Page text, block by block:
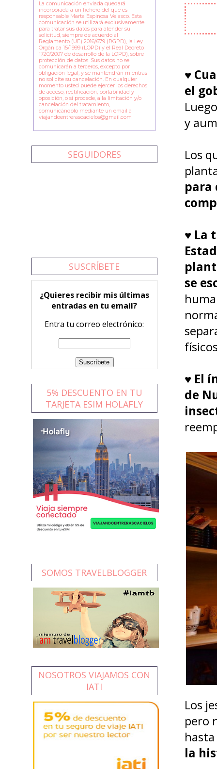
♥
el
y
Los
para
♥ La
se
♥ El
de
Los
pero
la
La comunicación enviada quedará
incorporada a un fichero del que es
responsable Marta Espinosa Velasco. Esta
comunicación se utilizará exclusivamente
para tratar sus datos para atender su
solicitud, siempre de acuerdo al
Reglamento (UE) 2016/679 (RGPD), la Ley
Orgánica 15/1999 (LOPD) y el Real Decreto
1720/2007 de desarrollo de la LOPD), sobre
protección de datos. Sus datos no se
comunicarán a terceros, excepto por
obligación legal, y se mantendrán mientras
no solicite su cancelación. En cualquier
momento usted puede ejercer los derechos
de acceso, rectificación, portabilidad y
oposición, o si procede, a la limitación y/o
cancelación del tratamiento,
comunicándolo mediante un email a
viajandoentrerascacielos@gmail.com
SEGUIDORES
SUSCRÍBETE
¿Quieres recibir mis últimas
entradas en tu email?
Entra tu correo electrónico:
5% DESCUENTO EN TU
TARJETA ESIM HOLAFLY
SOMOS TRAVELBLOGGER
NOSOTROS VIAJAMOS CON
IATI